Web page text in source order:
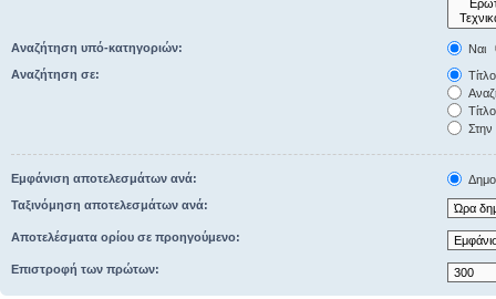
Αναζήτηση υπό-κατηγοριών:
Ναι
Αναζήτηση σε:
Εμφάνιση αποτελεσμάτων ανά:
Ταξινόμηση αποτελεσμάτων ανά:
Αποτελέσματα ορίου σε προηγούμενο:
Επιστροφή των πρώτων: